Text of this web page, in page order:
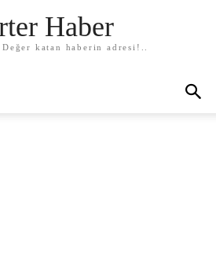
Haber
katan haberin adresi!..